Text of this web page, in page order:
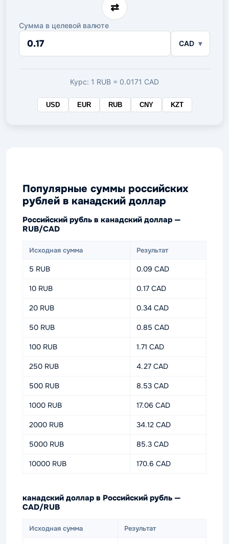
⇄
Сумма в целевой валюте
Сумма
целевой
валюте
CAD
Курс: 1 RUB = 0.0171 CAD
USD EUR RUB CNY KZT
Популярные суммы российских
рублей в канадский доллар
Российский рубль в канадский доллар —
RUB/CAD
Исходная сумма Результат
5 RUB 0.09 CAD
10 RUB 0.17 CAD
20 RUB 0.34 CAD
50 RUB 0.85 CAD
100 RUB 1.71 CAD
250 RUB 4.27 CAD
500 RUB 8.53 CAD
1000 RUB 17.06 CAD
2000 RUB 34.12 CAD
5000 RUB 85.3 CAD
10000 RUB 170.6 CAD
канадский доллар в Российский рубль —
CAD/RUB
Исходная сумма Результат